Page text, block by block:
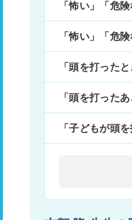
「怖い」「危
「怖い」「危
「頭を打った
「頭を打った
「子どもが頭